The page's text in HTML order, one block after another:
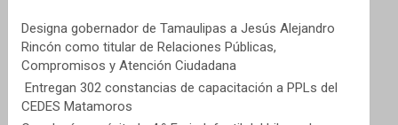
Designa gobernador de Tamaulipas a Jesús Alejandro
Rincón como titular de Relaciones Públicas,
Compromisos y Atención Ciudadana
Entregan 302 constancias de capacitación a PPLs del
CEDES Matamoros